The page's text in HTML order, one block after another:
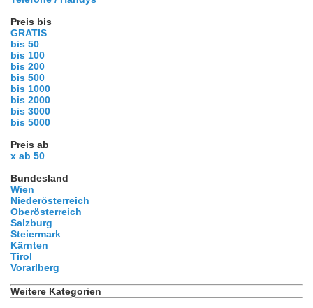
Preis bis
GRATIS
bis 50
bis 100
bis 200
bis 500
bis 1000
bis 2000
bis 3000
bis 5000
Preis ab
x ab 50
Bundesland
Wien
Niederösterreich
Oberösterreich
Salzburg
Steiermark
Kärnten
Tirol
Vorarlberg
Weitere Kategorien